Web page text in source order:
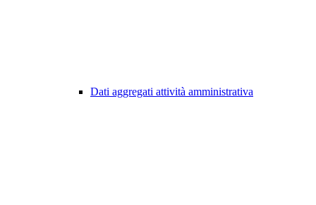
Dati aggregati attività amministrativa